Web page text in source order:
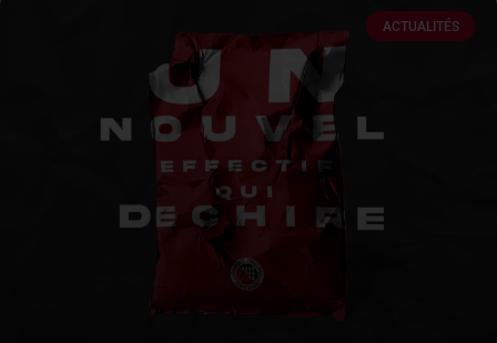
ACTUALITÉS